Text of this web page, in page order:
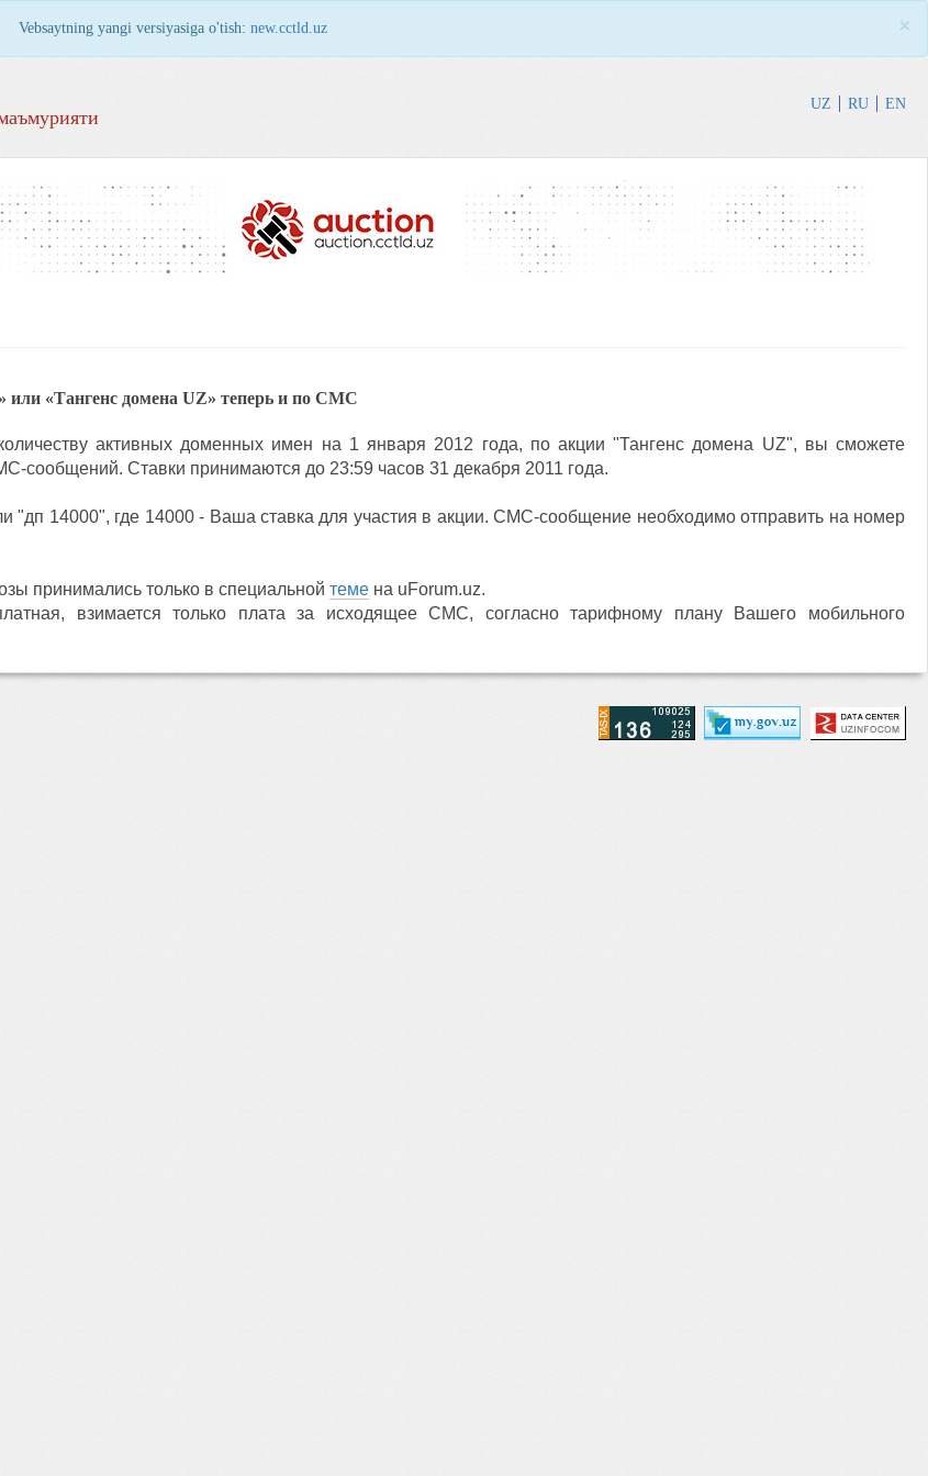
Vebsaytning yangi versiyasiga o'tish: new.cctld.uz ×
UZ RU EN
или «Тангенс домена UZ» теперь и по СМС
активных доменных имен на 1 января 2012 года, по акции "Тангенс домена UZ", вы сможете
сообщений. Ставки принимаются до 23:59 часов 31 декабря 2011 года.
14000", где 14000 - Ваша ставка для участия в акции. СМС-сообщение необходимо отправить на номер
принимались только в специальной теме на uForum.uz.
взимается только плата за исходящее СМС, согласно тарифному плану Вашего мобильного